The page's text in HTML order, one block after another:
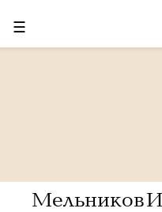
☰
Мельников